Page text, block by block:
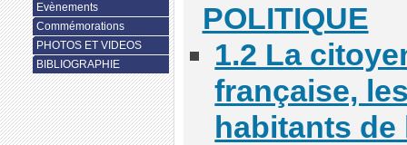
POLITIQUE
1.2 La
française,
habitants de
Evènements
Commémorations
PHOTOS ET VIDEOS
BIBLIOGRAPHIE